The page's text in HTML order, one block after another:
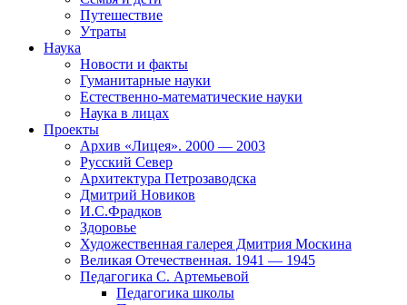
Путешествие
Утраты
Наука
Новости и факты
Гуманитарные науки
Естественно-математические науки
Наука в лицах
Проекты
Архив «Лицея». 2000 — 2003
Русский Север
Архитектура Петрозаводска
Дмитрий Новиков
И.С.Фрадков
Здоровье
Художественная галерея Дмитрия Москина
Великая Отечественная. 1941 — 1945
Педагогика С. Артемьевой
Педагогика школы